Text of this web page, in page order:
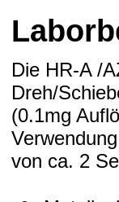
Die HR-A /
Dreh/
(0.1mg
von ca. 2